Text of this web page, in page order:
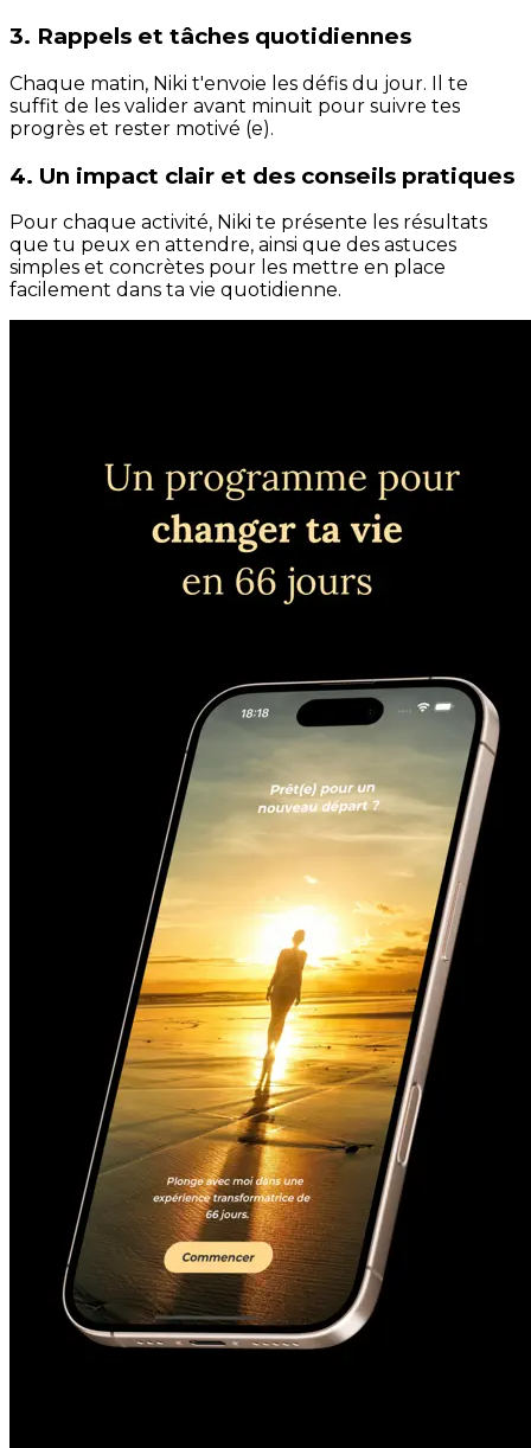
3. Rappels et tâches quotidiennes
Chaque matin, Niki t'envoie les défis du jour. Il te
suffit de les valider avant minuit pour suivre tes
progrès et rester motivé (e).
4. Un impact clair et des conseils pratiques
Pour chaque activité, Niki te présente les résultats
que tu peux en attendre, ainsi que des astuces
simples et concrètes pour les mettre en place
facilement dans ta vie quotidienne.